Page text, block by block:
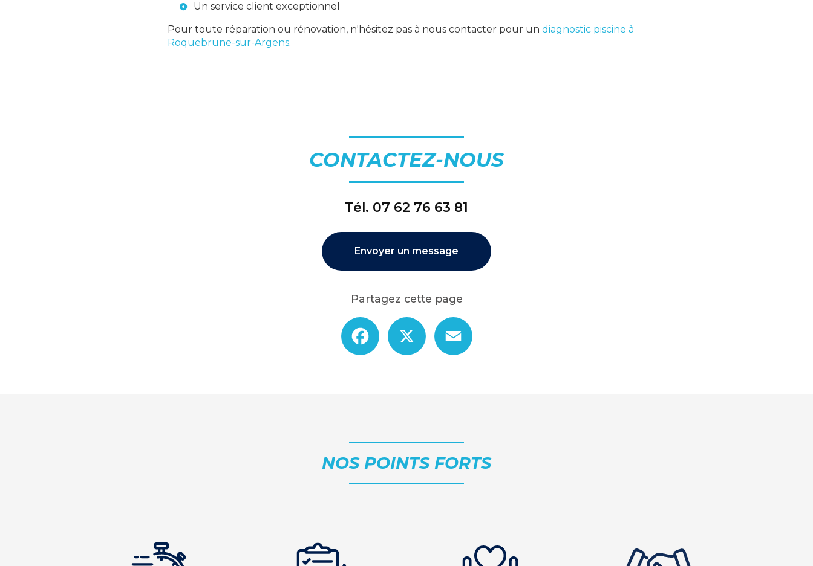
Un service client exceptionnel
Pour toute réparation ou rénovation, n'hésitez pas à nous contacter pour un diagnostic piscine à
Roquebrune-sur-Argens.
CONTACTEZ-NOUS
Tél. 07 62 76 63 81
Envoyer un message
Partagez cette page
Facebook
NOS POINTS FORTS